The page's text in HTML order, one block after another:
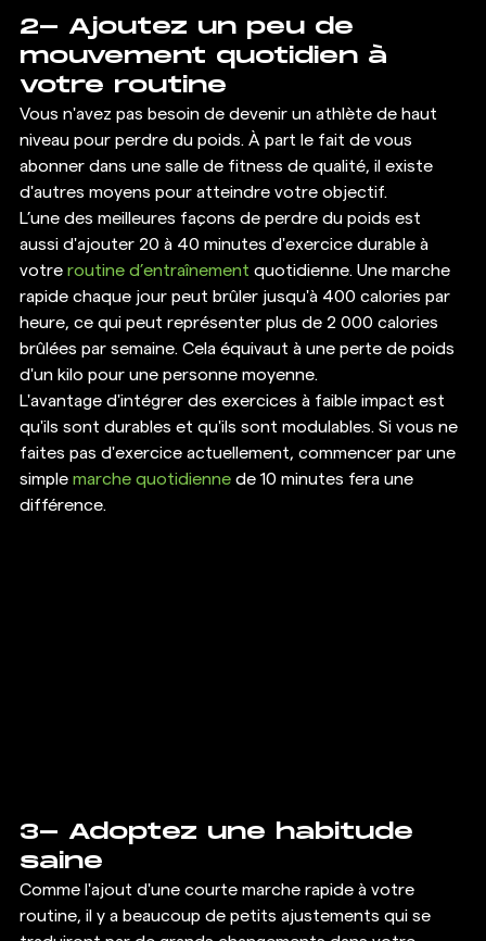
2- Ajoutez un peu de
mouvement quotidien à
votre routine
Vous n'avez pas besoin de devenir un athlète de haut
niveau pour perdre du poids. À part le fait de vous
abonner dans une salle de fitness de qualité, il existe
d'autres moyens pour atteindre votre objectif.
L’une des meilleures façons de perdre du poids est
aussi d'ajouter 20 à 40 minutes d'exercice durable à
votre routine d’entraînement quotidienne. Une marche
rapide chaque jour peut brûler jusqu'à 400 calories par
heure, ce qui peut représenter plus de 2 000 calories
brûlées par semaine. Cela équivaut à une perte de poids
d'un kilo pour une personne moyenne.
L'avantage d'intégrer des exercices à faible impact est
qu'ils sont durables et qu'ils sont modulables. Si vous ne
faites pas d'exercice actuellement, commencer par une
simple marche quotidienne de 10 minutes fera une
différence.
3- Adoptez une habitude
saine
Comme l'ajout d'une courte marche rapide à votre
routine, il y a beaucoup de petits ajustements qui se